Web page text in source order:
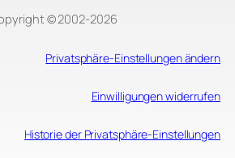
© 2002‑2026
Privatsphäre-Einstellungen ändern
Einwilligungen widerrufen
Historie der Privatsphäre-Einstellungen